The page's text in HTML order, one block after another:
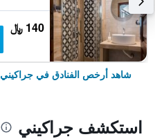
140 ﷼
شاهد أرخص الفنادق في جراكيني
استكشف جراكيني